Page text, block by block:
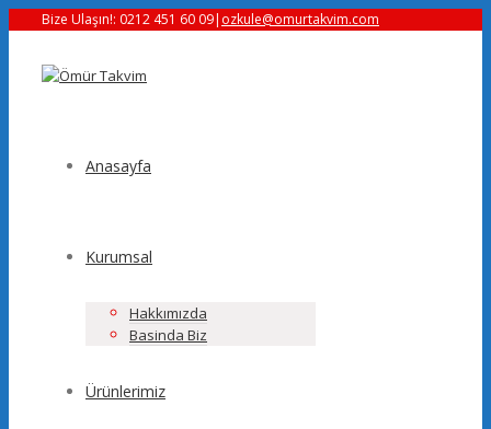
Bize Ulaşın!: 0212 451 60 09| ozkule@omurtakvim.com
Anasayfa
Kurumsal
Hakkımızda
Basinda Biz
Ürünlerimiz